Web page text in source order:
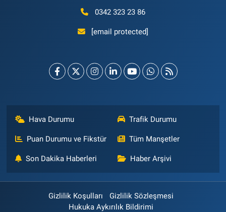
0342 323 23 86
[email protected]
Hava Durumu Trafik Durumu
Puan Durumu ve Fikstür Tüm Manşetler
Son Dakika Haberleri Haber Arşivi
Gizlilik Koşulları
Gizlilik Sözleşmesi
Hukuka Aykırılık Bildirimi